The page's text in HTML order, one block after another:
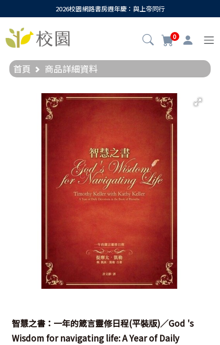
2026校園網路書房週年慶：與上帝同行
0
首頁 商品詳細資料
智慧之書：一年的箴言靈修日程(平裝版)／God 's
Wisdom for navigating life: A Year of Daily